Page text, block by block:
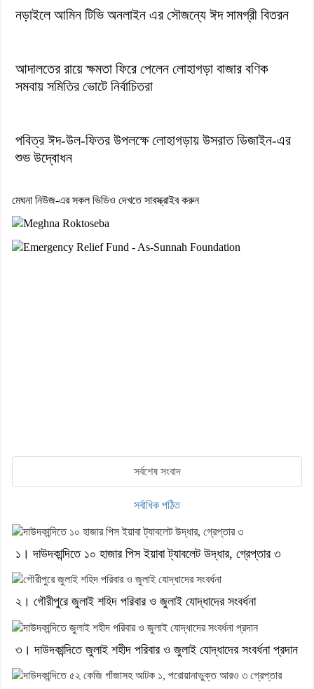
নড়াইলে আমিন টিভি অনলাইন এর সৌজন্যে ঈদ সামগ্রী বিতরন
আদালতের রায়ে ক্ষমতা ফিরে পেলেন লোহাগড়া বাজার বণিক
সমবায় সমিতির ভোটে নির্বাচিতরা
পবিত্র ঈদ-উল-ফিতর উপলক্ষে লোহাগড়ায় উসরাত ডিজাইন-এর
শুভ উদ্বোধন
মেঘনা নিউজ-এর সকল ভিডিও দেখতে সাবস্ক্রাইব করুন
সর্বশেষ সংবাদ
সর্বাধিক পঠিত
১। দাউদকান্দিতে ১০ হাজার পিস ইয়াবা ট্যাবলেট উদ্ধার, গ্রেপ্তার ৩
২। গৌরীপুরে জুলাই শহিদ পরিবার ও জুলাই যোদ্ধাদের সংবর্ধনা
৩। দাউদকান্দিতে জুলাই শহীদ পরিবার ও জুলাই যোদ্ধাদের সংবর্ধনা প্রদান